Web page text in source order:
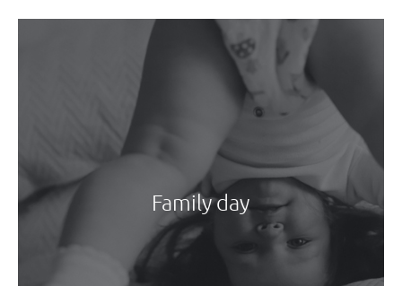
Family day